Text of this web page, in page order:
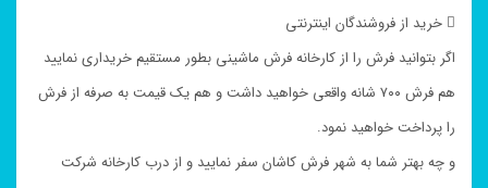
 خرید از فروشندگان اینترنتی
اگر بتوانید فرش را از کارخانه فرش ماشینی بطور مستقیم خریداری نمایید
هم فرش ۷۰۰ شانه واقعی خواهید داشت و هم یک قیمت به صرفه از فرش
را پرداخت خواهید نمود.
و چه بهتر شما به شهر فرش کاشان سفر نمایید و از درب کارخانه شرکت